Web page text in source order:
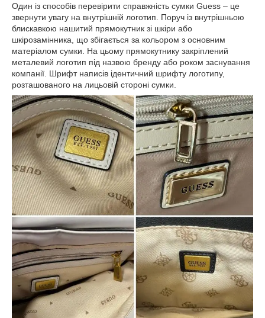
Один із способів перевірити справжність сумки Guess – це
звернути увагу на внутрішній логотип. Поруч із внутрішньою
блискавкою нашитий прямокутник зі шкіри або
шкірозамінника, що збігається за кольором з основним
матеріалом сумки. На цьому прямокутнику закріплений
металевий логотип під назвою бренду або роком заснування
компанії. Шрифт написів ідентичний шрифту логотипу,
розташованого на лицьовій стороні сумки.